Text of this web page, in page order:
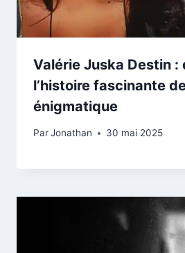
Valérie Juska Destin :
l’histoire fascinante
énigmatique
ParJonathan 30 mai 2025